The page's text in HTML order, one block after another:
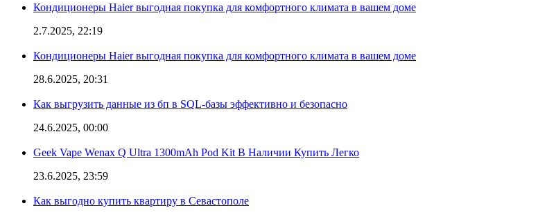
Кондиционеры Haier выгодная покупка для комфортного климата в вашем доме
2.7.2025, 22:19
Кондиционеры Haier выгодная покупка для комфортного климата в вашем доме
28.6.2025, 20:31
Как выгрузить данные из бп в SQL-базы эффективно и безопасно
24.6.2025, 00:00
Geek Vape Wenax Q Ultra 1300mAh Pod Kit В Наличии Купить Легко
23.6.2025, 23:59
Как выгодно купить квартиру в Севастополе